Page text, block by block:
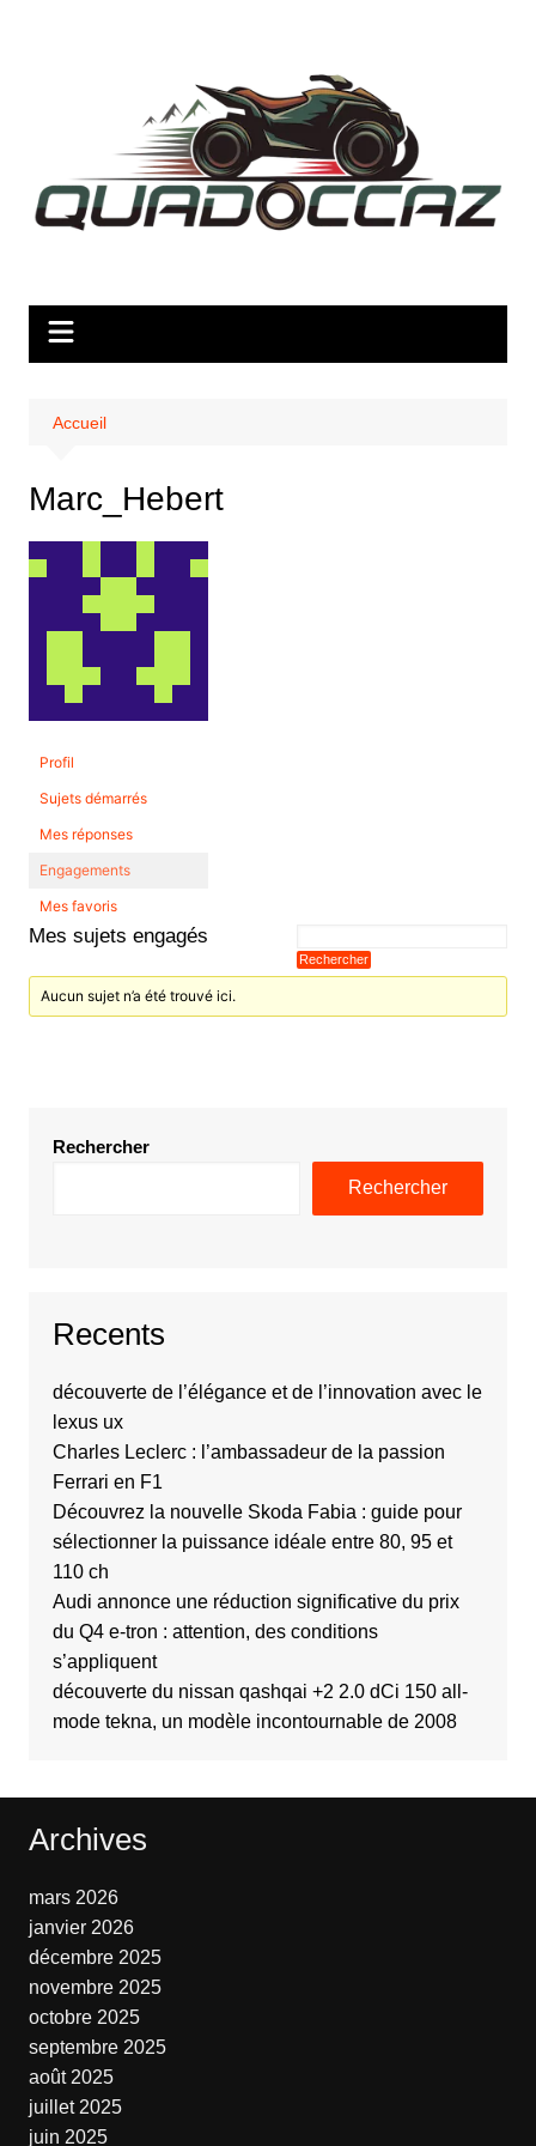
Accueil
Marc_Hebert
Profil
Sujets démarrés
Mes réponses
Engagements
Mes favoris
Mes sujets engagés
Aucun sujet n’a été trouvé ici.
Rechercher
Rechercher
Recents
découverte de l’élégance et de l’innovation avec le
lexus ux
Charles Leclerc : l’ambassadeur de la passion
Ferrari en F1
Découvrez la nouvelle Skoda Fabia : guide pour
sélectionner la puissance idéale entre 80, 95 et
110 ch
Audi annonce une réduction significative du prix
du Q4 e-tron : attention, des conditions
s’appliquent
découverte du nissan qashqai +2 2.0 dCi 150 all-
mode tekna, un modèle incontournable de 2008
Archives
mars 2026
janvier 2026
décembre 2025
novembre 2025
octobre 2025
septembre 2025
août 2025
juillet 2025
juin 2025